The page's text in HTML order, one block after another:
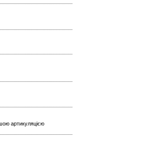
артикуляцією